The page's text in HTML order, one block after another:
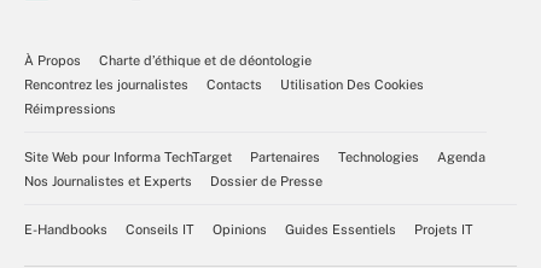
À Propos
Charte d’éthique et de déontologie
Rencontrez les journalistes
Contacts
Utilisation Des Cookies
Réimpressions
Site Web pour Informa TechTarget Partenaires Technologies
Agenda
Nos Journalistes et Experts
Dossier de Presse
E-Handbooks Conseils IT Opinions Guides Essentiels Projets IT